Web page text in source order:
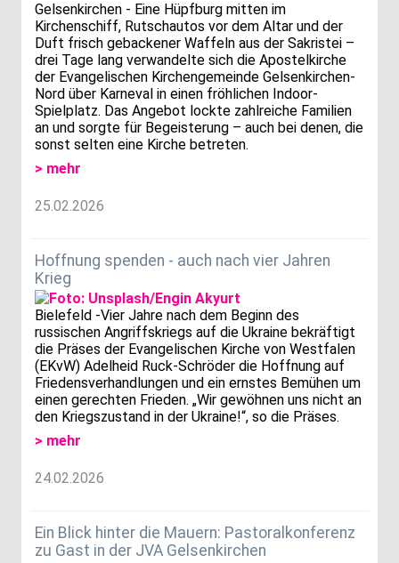
Gelsenkirchen - Eine Hüpfburg mitten im
Kirchenschiff, Rutschautos vor dem Altar und der
Duft frisch gebackener Waffeln aus der Sakristei –
drei Tage lang verwandelte sich die Apostelkirche
der Evangelischen Kirchengemeinde Gelsenkirchen-
Nord über Karneval in einen fröhlichen Indoor-
Spielplatz. Das Angebot lockte zahlreiche Familien
an und sorgte für Begeisterung – auch bei denen, die
sonst selten eine Kirche betreten.
> mehr
25.02.2026
Hoffnung spenden - auch nach vier Jahren
Krieg
Bielefeld -Vier Jahre nach dem Beginn des
russischen Angriffskriegs auf die Ukraine bekräftigt
die Präses der Evangelischen Kirche von Westfalen
(EKvW) Adelheid Ruck-Schröder die Hoffnung auf
Friedensverhandlungen und ein ernstes Bemühen um
einen gerechten Frieden. „Wir gewöhnen uns nicht an
den Kriegszustand in der Ukraine!“, so die Präses.
> mehr
24.02.2026
Ein Blick hinter die Mauern: Pastoralkonferenz
zu Gast in der JVA Gelsenkirchen